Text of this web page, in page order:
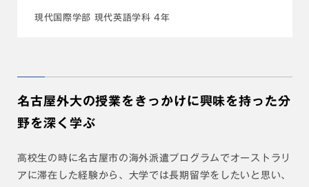
現代国際学部 現代英語学科 4年
名古屋外大の授業をきっかけに興味を持った分
野を深く学ぶ
高校生の時に名古屋市の海外派遣プログラムでオーストラリ
アに滞在した経験から、大学では長期留学をしたいと思い、